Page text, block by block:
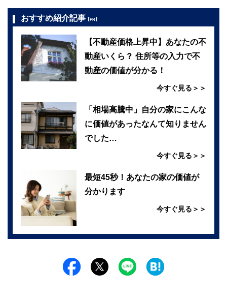
おすすめ紹介記事 【PR】
【不動産価格上昇中】あなたの不
動産いくら？ 住所等の入力で不
動産の価値が分かる！
今すぐ見る＞＞
「相場高騰中」自分の家にこんな
に価値があったなんて知りません
でした…
今すぐ見る＞＞
最短45秒！あなたの家の価値が
分かります
今すぐ見る＞＞